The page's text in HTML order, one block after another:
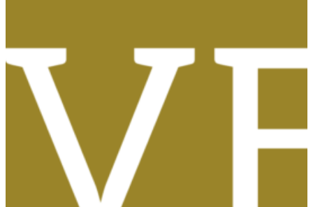
Tasas, Solicitud de Títulos y Certificados